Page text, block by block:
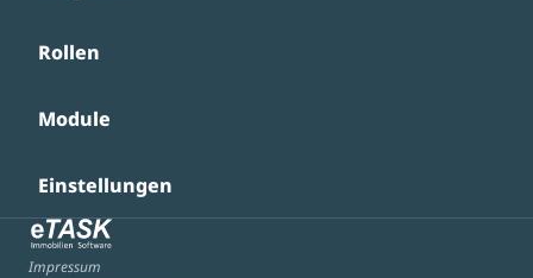
Rollen
Module
Einstellungen
Impressum